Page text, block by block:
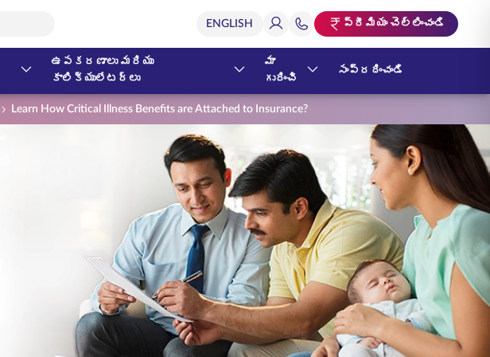
ప్రీమియం చెల్లించండి
ఉపకరణాలు మరియు
కాలిక్యులేటర్లు
మా
గురించి
సంప్రదించండి
Learn How Critical Illness Benefits are Attached to Insurance?